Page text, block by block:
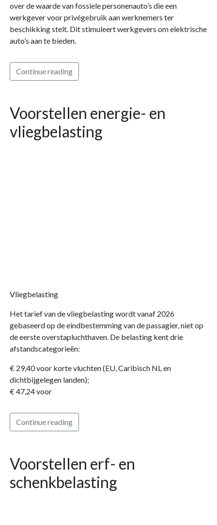
over de waarde van fossiele personenauto’s die een
werkgever voor privégebruik aan werknemers ter
beschikking stelt. Dit stimuleert werkgevers om elektrische
auto’s aan te bieden.
Continue reading
Voorstellen energie- en
vliegbelasting
Vliegbelasting
Het tarief van de vliegbelasting wordt vanaf 2026
gebaseerd op de eindbestemming van de passagier, niet op
de eerste overstapluchthaven. De belasting kent drie
afstandscategorieën:
€ 29,40 voor korte vluchten (EU, Caribisch NL en
dichtbijgelegen landen);
€ 47,24 voor
Continue reading
Voorstellen erf- en
schenkbelasting